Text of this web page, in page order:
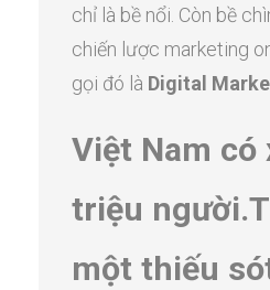
chỉ là bề nổi. Còn bề
chiến lược marketing
gọi đó là Digital
Việt Nam có
triệu
một thiếu